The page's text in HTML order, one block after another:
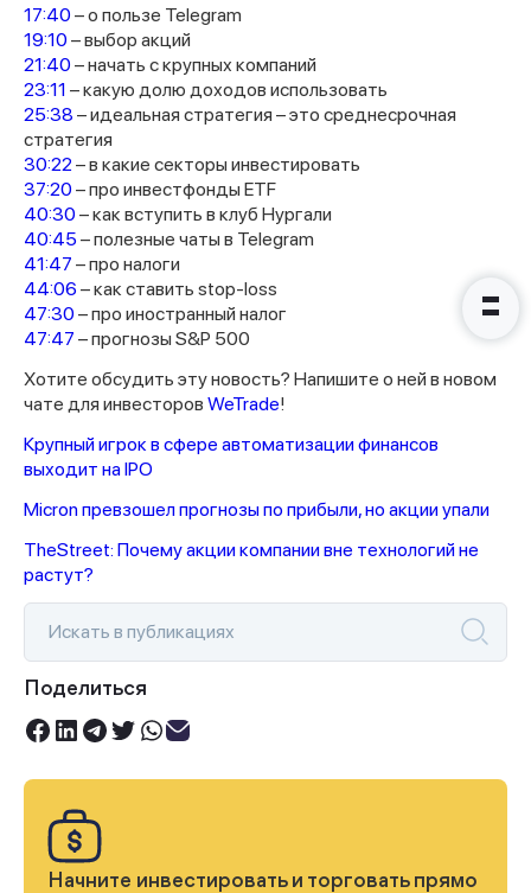
17:40 – о пользе Telegram
19:10 – выбор акций
21:40 – начать с крупных компаний
23:11 – какую долю доходов использовать
25:38 – идеальная стратегия – это среднесрочная
стратегия
30:22– в какие секторы инвестировать
37:20 – про инвестфонды ETF
40:30 – как вступить в клуб Нургали
40:45 – полезные чаты в Telegram
41:47 – про налоги
44:06 – как ставить stop-loss
47:30 – про иностранный налог
47:47 – прогнозы S&P 500
Хотите обсудить эту новость? Напишите о ней в новом
чате для инвесторов WeTrade!
Крупный игрок в сфере автоматизации финансов
выходит на IPO
Micron превзошел прогнозы по прибыли, но акции упали
TheStreet: Почему акции компании вне технологий не
растут?
Поделиться
Начните инвестировать и торговать прямо
Наши консультанты свяжутся с
вами в ближайшее время